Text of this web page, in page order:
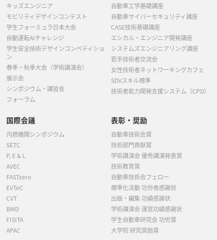
キッズエンジニア
モビリティデザインコンテスト
学生フォーミュラ日本大会
自動運転AIチャレンジ
学生安全技術デザインコンペティショ
ン
春季・秋季大会（学術講演会）
展示会
シンポジウム・講習会
フォーラム
自動車工学基礎講座
自動車サイバーセキュリティ講座
CASE技術基礎講座
エシカル・エンジニア開発講座
システムズエンジニアリング講座
若手技術者交流会
女性技術者ネットワーキングカフェ
SDVスキル標準
技術者能力開発支援システム（CPD）
国際会議
内燃機関シンポジウム
SETC
P, E & L
AVEC
FASTzero
EVTeC
CVT
BMD
FISITA
APAC
表彰・奨励
自動車技術会賞
技術部門貢献賞
学術講演会 優秀講演発表賞
技術教育賞
自動車技術会フェロー
標準化活動 功労者感謝状
出版・編集 功績感謝状
学術講演会 運営功績感謝状
学生自動車研究会 功労賞
大学院 研究奨励賞